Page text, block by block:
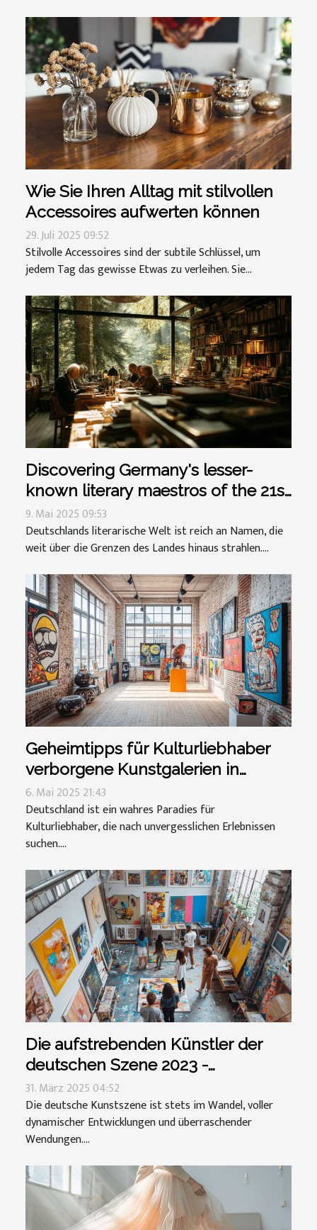
Wie Sie Ihren Alltag mit stilvollen
Accessoires aufwerten können
29. Juli 2025 09:52
Stilvolle Accessoires sind der subtile Schlüssel, um
jedem Tag das gewisse Etwas zu verleihen. Sie...
Discovering Germany's lesser-
known literary maestros of the 21st
century
9. Mai 2025 09:53
Deutschlands literarische Welt ist reich an Namen, die
weit über die Grenzen des Landes hinaus strahlen....
Geheimtipps für Kulturliebhaber
verborgene Kunstgalerien in
Deutschland
6. Mai 2025 21:43
Deutschland ist ein wahres Paradies für
Kulturliebhaber, die nach unvergesslichen Erlebnissen
suchen....
Die aufstrebenden Künstler der
deutschen Szene 2023 -
Entdeckungen und Insider-Tipps
31. März 2025 04:52
Die deutsche Kunstszene ist stets im Wandel, voller
dynamischer Entwicklungen und überraschender
Wendungen....